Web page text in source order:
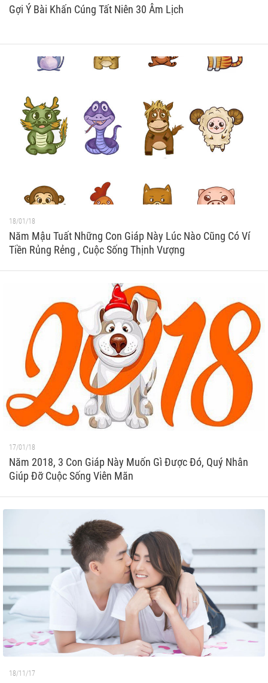
Gợi Ý Bài Khấn Cúng Tất Niên 30 Âm Lịch
18/01/18
Năm Mậu Tuất Những Con Giáp Này Lúc Nào Cũng Có Ví
Tiền Rủng Rẻng , Cuộc Sống Thịnh Vượng
17/01/18
Năm 2018, 3 Con Giáp Này Muốn Gì Được Đó, Quý Nhân
Giúp Đỡ Cuộc Sống Viên Mãn
18/11/17